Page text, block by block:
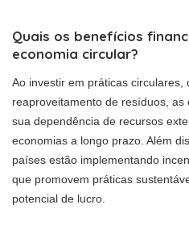
Quais os benefícios
economia circular?
Ao investir em práticas circulares,
reaproveitamento de resíduos,
sua dependência de recursos
economias a longo prazo. Além
países estão implementando
que promovem práticas
potencial de lucro.